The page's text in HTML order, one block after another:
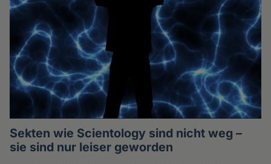
Sekten wie Scientology sind nicht weg –
sie sind nur leiser geworden